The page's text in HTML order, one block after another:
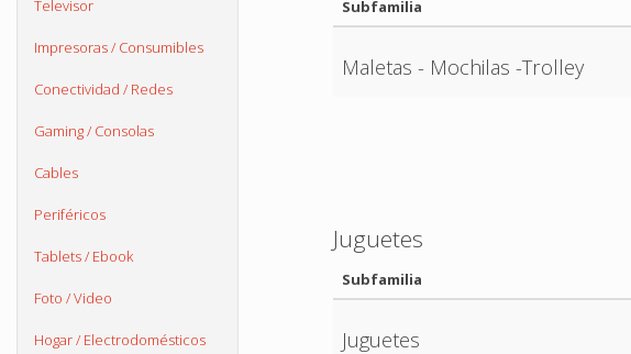
Televisor
Impresoras / Consumibles
Conectividad / Redes
Gaming / Consolas
Cables
Periféricos
Tablets / Ebook
Foto / Video
Hogar / Electrodomésticos
Subfamilia
Maletas - Mochilas -Trolley
Juguetes
Subfamilia
Juguetes